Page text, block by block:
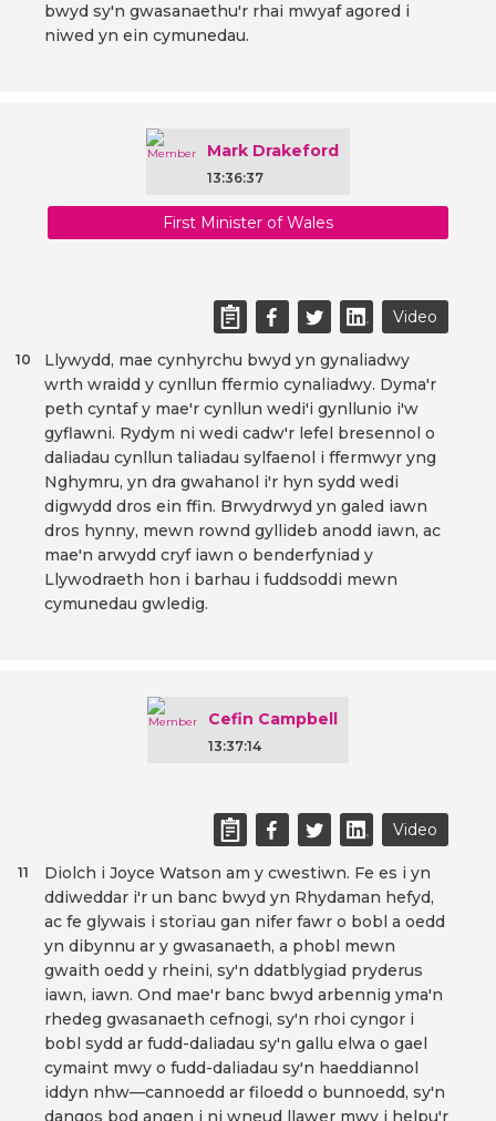
bwyd sy'n gwasanaethu'r rhai mwyaf agored i
niwed yn ein cymunedau.
Mark Drakeford
13:36:37
First Minister of Wales
Video
Llywydd, mae cynhyrchu bwyd yn gynaliadwy
wrth wraidd y cynllun ffermio cynaliadwy. Dyma'r
peth cyntaf y mae'r cynllun wedi'i gynllunio i'w
gyflawni. Rydym ni wedi cadw'r lefel bresennol o
daliadau cynllun taliadau sylfaenol i ffermwyr yng
Nghymru, yn dra gwahanol i'r hyn sydd wedi
digwydd dros ein ffin. Brwydrwyd yn galed iawn
dros hynny, mewn rownd gyllideb anodd iawn, ac
mae'n arwydd cryf iawn o benderfyniad y
Llywodraeth hon i barhau i fuddsoddi mewn
cymunedau gwledig.
10
Cefin Campbell
13:37:14
Video
Diolch i Joyce Watson am y cwestiwn. Fe es i yn
ddiweddar i'r un banc bwyd yn Rhydaman hefyd,
ac fe glywais i storïau gan nifer fawr o bobl a oedd
yn dibynnu ar y gwasanaeth, a phobl mewn
gwaith oedd y rheini, sy'n ddatblygiad pryderus
iawn, iawn. Ond mae'r banc bwyd arbennig yma'n
rhedeg gwasanaeth cefnogi, sy'n rhoi cyngor i
bobl sydd ar fudd-daliadau sy'n gallu elwa o gael
cymaint mwy o fudd-daliadau sy'n haeddiannol
iddyn nhw—cannoedd ar filoedd o bunnoedd, sy'n
dangos bod angen i ni wneud llawer mwy i helpu'r
11